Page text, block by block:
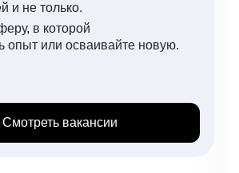
и не только.
в которой
опыт или осваивайте новую.
Смотреть вакансии